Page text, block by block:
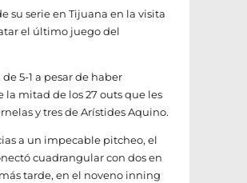
su serie en Tijuana en la visita
el último juego del
5-1 a pesar de haber
la mitad de los 27 outs que les
y tres de Arístides Aquino.
a un impecable pitcheo, el
cuadrangular con dos en
tarde, en el noveno inning